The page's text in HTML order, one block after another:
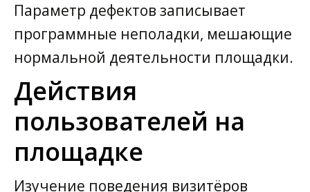
Параметр дефектов записывает
программные неполадки, мешающие
нормальной деятельности площадки.
Действия
пользователей на
площадке
Изучение поведения визитёров